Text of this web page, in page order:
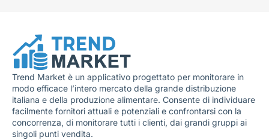
Trend Market è un applicativo progettato per monitorare in
modo efficace l’intero mercato della grande distribuzione
italiana e della produzione alimentare. Consente di individuare
facilmente fornitori attuali e potenziali e confrontarsi con la
concorrenza, di monitorare tutti i clienti, dai grandi gruppi ai
singoli punti vendita.